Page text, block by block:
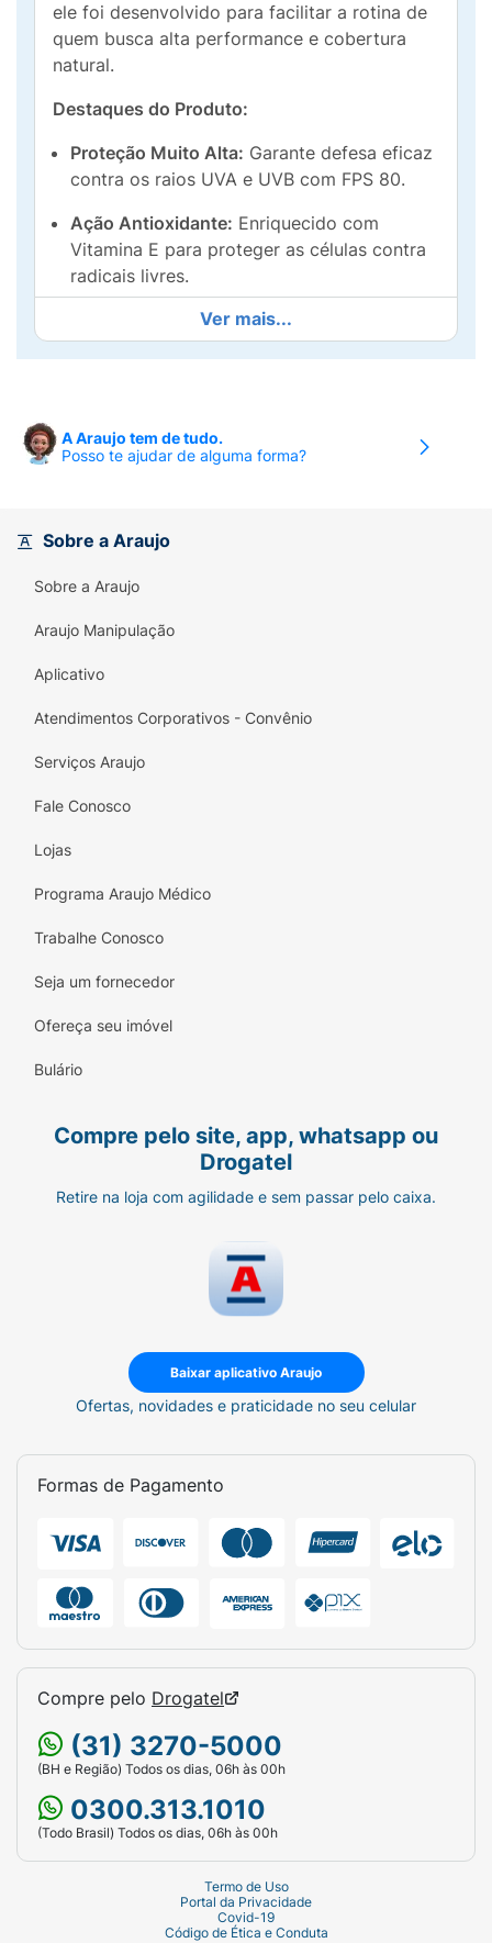
ele foi desenvolvido para facilitar a rotina de
quem busca alta performance e cobertura
natural.
Destaques do Produto:
Proteção Muito Alta: Garante defesa eficaz
contra os raios UVA e UVB com FPS 80.
Ação Antioxidante: Enriquecido com
Vitamina E para proteger as células contra
radicais livres.
Escolha o seu Tom: *Tom 2:
peles claras a médias.
Segurança:Produto dermatologicamente
Formato Stick (Bastão):
aplicar sem precisar usar as mãos, ideal
para esportes e retoques diários.
Ver mais...
A Araujo tem de tudo.
Posso te ajudar de alguma forma?
Sobre a Araujo
Sobre a Araujo
Araujo Manipulação
Aplicativo
Atendimentos Corporativos - Convênio
Serviços Araujo
Fale Conosco
Lojas
Programa Araujo Médico
Trabalhe Conosco
Seja um fornecedor
Ofereça seu imóvel
Bulário
Compre pelo site, app, whatsapp ou
Drogatel
Retire na loja com agilidade e sem passar pelo caixa.
Baixar aplicativo Araujo
Ofertas, novidades e praticidade no seu celular
Formas de Pagamento
Compre pelo Drogatel
(31) 3270-5000
(BH e Região) Todos os dias, 06h às 00h
0300.313.1010
(Todo Brasil) Todos os dias, 06h às 00h
Termo de Uso
Portal da Privacidade
Covid-19
Código de Ética e Conduta